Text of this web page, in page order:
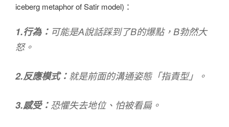
iceberg metaphor of Satir model)：
1.行為： 可能是A說話踩到了B的爆點，B勃然大
怒。
2.反應模式： 就是前面的溝通姿態「指責型」。
3.感受： 恐懼失去地位、怕被看扁。